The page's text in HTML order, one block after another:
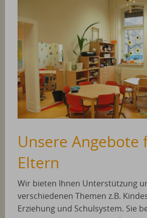
Unsere Angebote
Eltern
Wir bieten Ihnen Unterstützung
verschiedenen Themen z.B.
Erziehung und Schulsystem. Sie